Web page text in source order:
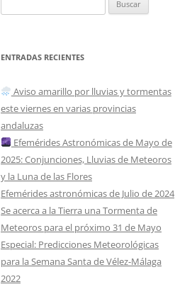
ENTRADAS RECIENTES
Aviso amarillo por lluvias y tormentas
este viernes en varias provincias
andaluzas
Efemérides Astronómicas de Mayo de
2025: Conjunciones, Lluvias de Meteoros
y la Luna de las Flores
Efemérides astronómicas de Julio de 2024
Se acerca a la Tierra una Tormenta de
Meteoros para el próximo 31 de Mayo
Especial: Predicciones Meteorológicas
para la Semana Santa de Vélez-Málaga
2022